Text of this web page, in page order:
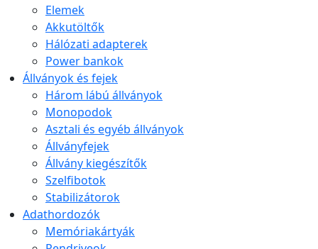
Elemek
Akkutöltők
Hálózati adapterek
Power bankok
Állványok és fejek
Három lábú állványok
Monopodok
Asztali és egyéb állványok
Állványfejek
Állvány kiegészítők
Szelfibotok
Stabilizátorok
Adathordozók
Memóriakártyák